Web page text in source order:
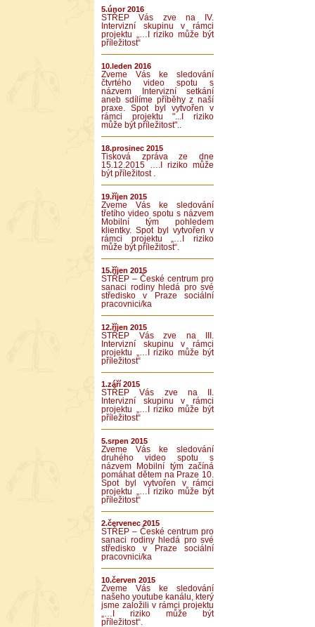
5.únor 2016
STŘEP Vás zve na IV.
Intervizní skupinu v rámci
projektu „…I riziko může být
příležitost“
10.leden 2016
Zveme Vás ke sledování
čtvrtého video spotu s
názvem Intervizní setkání
aneb sdílíme příběhy z naší
praxe. Spot byl vytvořen v
rámci projektu "...I riziko
může být příležitost"..
18.prosinec 2015
Tisková zpráva ze dne
15.12.2015 ….I riziko může
být příležitost .
19.říjen 2015
Zveme Vás ke sledování
třetího video spotu s názvem
Mobilní tým pohledem
klientky. Spot byl vytvořen v
rámci projektu „…I riziko
může být příležitost“.
15.říjen 2015
STŘEP – České centrum pro
sanaci rodiny hledá pro své
středisko v Praze sociální
pracovnici/ka
12.říjen 2015
STŘEP Vás zve na III.
Intervizní skupinu v rámci
projektu „…I riziko může být
příležitost“
1.září 2015
STŘEP Vás zve na II.
Intervizní skupinu v rámci
projektu „…I riziko může být
příležitost“
5.srpen 2015
Zveme Vás ke sledování
druhého video spotu s
názvem Mobilní tým začíná
pomáhat dětem na Praze 10.
Spot byl vytvořen v rámci
projektu „…I riziko může být
příležitost“
2.červenec 2015
STŘEP – České centrum pro
sanaci rodiny hledá pro své
středisko v Praze sociální
pracovnici/ka
10.červen 2015
Zveme Vás ke sledování
našeho youtube kanálu, který
jsme založili v rámci projektu
„…I riziko může být
příležitost“.